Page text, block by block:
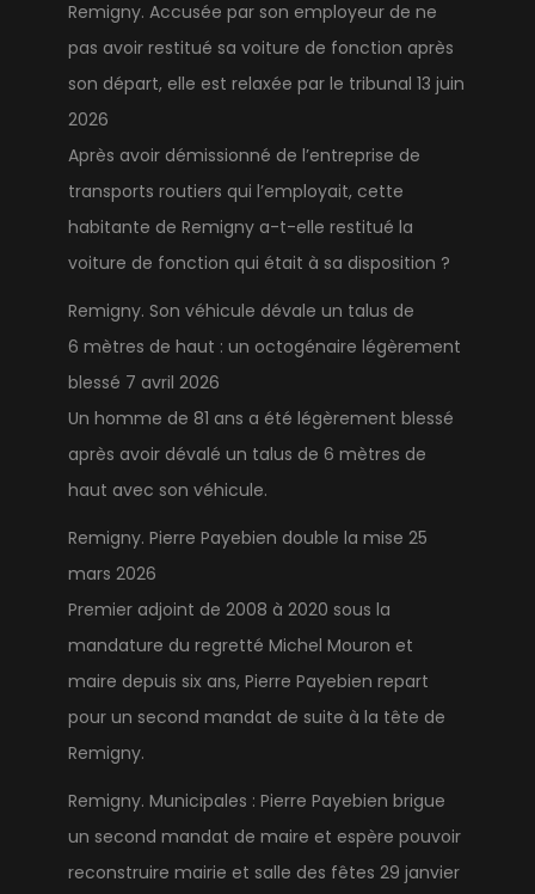
Remigny. Accusée par son employeur de ne
pas avoir restitué sa voiture de fonction après
son départ, elle est relaxée par le tribunal 13 juin
2026
Après avoir démissionné de l’entreprise de
transports routiers qui l’employait, cette
habitante de Remigny a-t-elle restitué la
voiture de fonction qui était à sa disposition ?
Remigny. Son véhicule dévale un talus de
6 mètres de haut : un octogénaire légèrement
blessé 7 avril 2026
Un homme de 81 ans a été légèrement blessé
après avoir dévalé un talus de 6 mètres de
haut avec son véhicule.
Remigny. Pierre Payebien double la mise 25
mars 2026
Premier adjoint de 2008 à 2020 sous la
mandature du regretté Michel Mouron et
maire depuis six ans, Pierre Payebien repart
pour un second mandat de suite à la tête de
Remigny.
Remigny. Municipales : Pierre Payebien brigue
un second mandat de maire et espère pouvoir
reconstruire mairie et salle des fêtes 29 janvier